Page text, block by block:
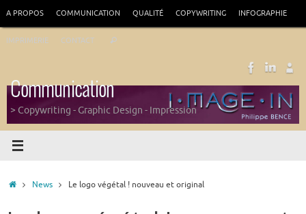
contenu
A PROPOS COMMUNICATION QUALITÉ COPYWRITING INFOGRAPHIE
IMPRIMERIE CONTACT Rechercher
Communication
> Copywriting - Graphic Design - Impression
Accueil
News Le logo végétal ! nouveau et original